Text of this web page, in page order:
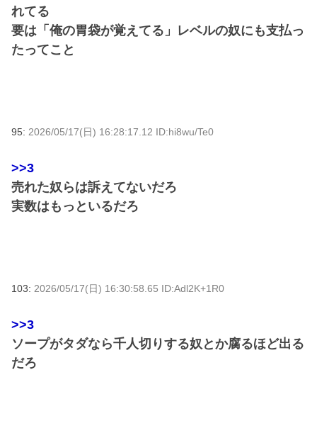
れてる
要は「俺の胃袋が覚えてる」レベルの奴にも支払っ
たってこと
95: 2026/05/17(日) 16:28:17.12 ID:hi8wu/Te0
>>3
売れた奴らは訴えてないだろ
実数はもっといるだろ
103: 2026/05/17(日) 16:30:58.65 ID:Adl2K+1R0
>>3
ソープがタダなら千人切りする奴とか腐るほど出る
だろ